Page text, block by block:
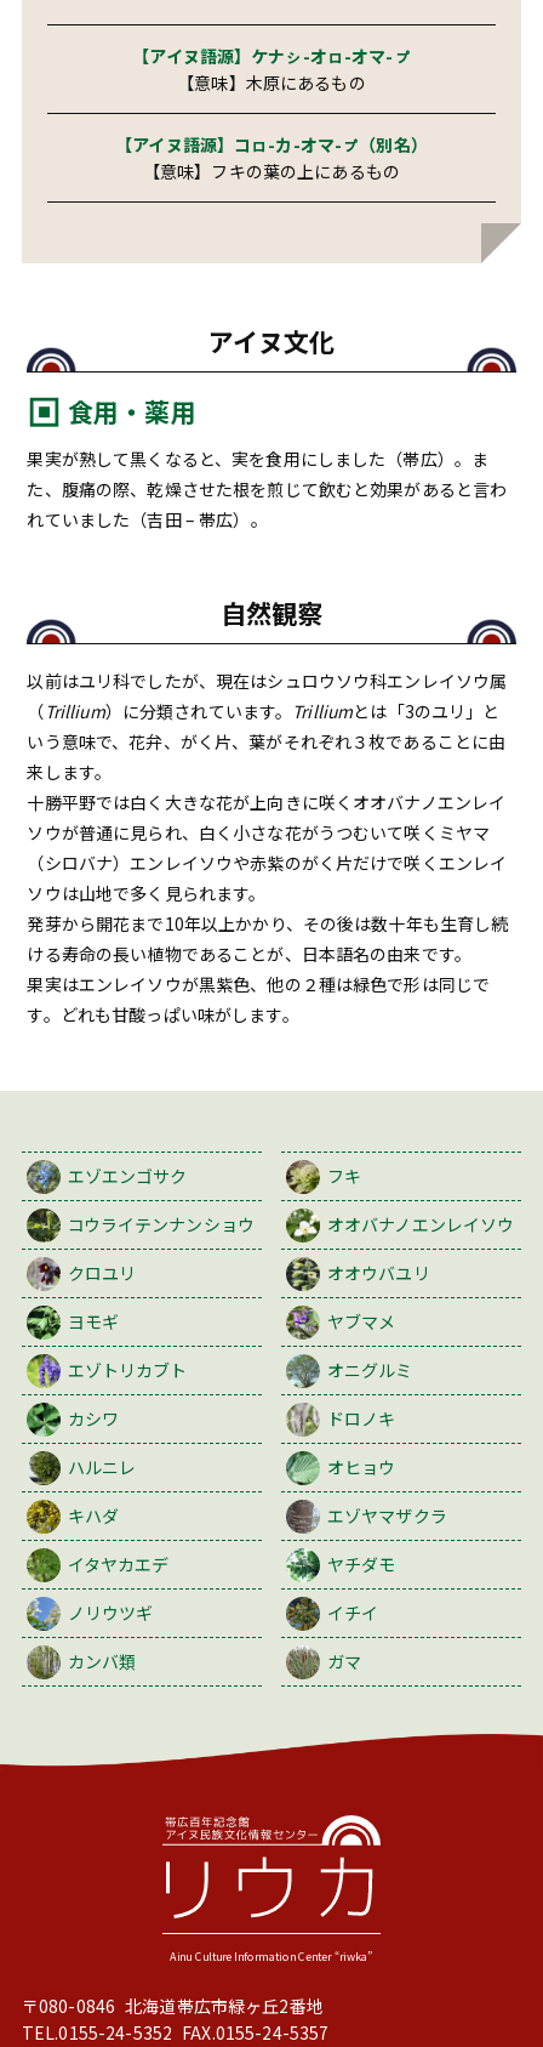
【アイヌ語源】ケナㇱ-オㇿ-オマ-ㇷ゚
【意味】木原にあるもの
【アイヌ語源】コㇿ-カ-オマ-ㇷ゚（別名）
【意味】フキの葉の上にあるもの
アイヌ文化
食用・薬用
果実が熟して黒くなると、実を食用にしました（帯広）。ま
た、腹痛の際、乾燥させた根を煎じて飲むと効果があると言わ
れていました（吉田 – 帯広）。
自然観察
以前はユリ科でしたが、現在はシュロウソウ科エンレイソウ属
（Trillium）に分類されています。 Trilliumとは「3のユリ」と
いう意味で、花弁、がく片、葉がそれぞれ３枚であることに由
来します。
十勝平野では白く大きな花が上向きに咲くオオバナノエンレイ
ソウが普通に見られ、白く小さな花がうつむいて咲くミヤマ
（シロバナ）エンレイソウや赤紫のがく片だけで咲くエンレイ
ソウは山地で多く見られます。
発芽から開花まで10年以上かかり、その後は数十年も生育し続
ける寿命の長い植物であることが、日本語名の由来です。
果実はエンレイソウが黒紫色、他の２種は緑色で形は同じで
す。どれも甘酸っぱい味がします。
エゾエンゴサク
フキ
コウライテンナンショウ
オオバナノエンレイソウ
クロユリ
オオウバユリ
ヨモギ
ヤブマメ
エゾトリカブト
オニグルミ
カシワ
ドロノキ
ハルニレ
オヒョウ
キハダ
エゾヤマザクラ
イタヤカエデ
ヤチダモ
ノリウツギ
イチイ
カンバ類
ガマ
〒080-0846 北海道帯広市緑ヶ丘2番地
TEL.0155-24-5352 FAX.0155-24-5357